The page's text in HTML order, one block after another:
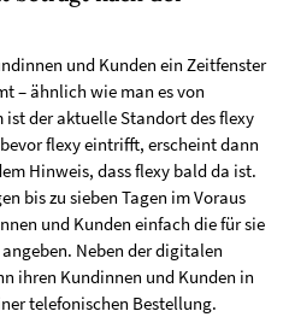
und Kunden ein Zeitfenster
– ähnlich wie man es von
der aktuelle Standort des flexy
flexy eintrifft, erscheint dann
Hinweis, dass flexy bald da ist.
bis zu sieben Tagen im Voraus
und Kunden einfach die für sie
Neben der digitalen
ihren Kundinnen und Kunden in
telefonischen Bestellung.